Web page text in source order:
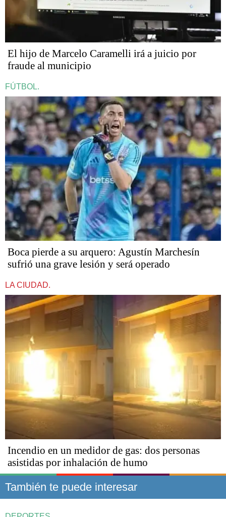
​​​​​El hijo de Marcelo Caramelli irá a juicio por
fraude al municipio
FÚTBOL.
Boca pierde a su arquero: Agustín Marchesín
sufrió una grave lesión y será operado
LA CIUDAD.
Incendio en un medidor de gas: dos personas
asistidas por inhalación de humo
También te puede interesar